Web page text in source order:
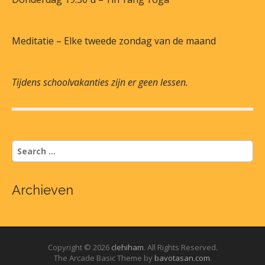
Meditatie – Elke tweede zondag van de maand
Tijdens schoolvakanties zijn er geen lessen.
S
e
c
o
Archieven
Copyright © 2026 clehiham. All Rights Reserved.
The Arcade Basic Theme by bavotasan.com.